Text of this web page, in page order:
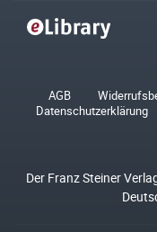
AGB
Datenschutzerklärung
Der Franz Steiner